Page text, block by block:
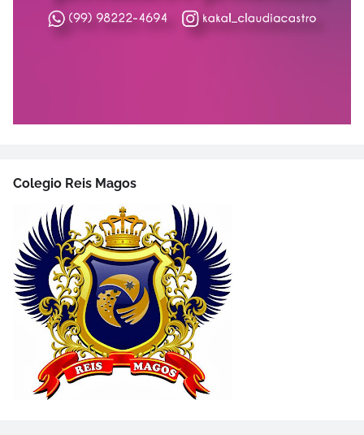
Colegio Reis Magos